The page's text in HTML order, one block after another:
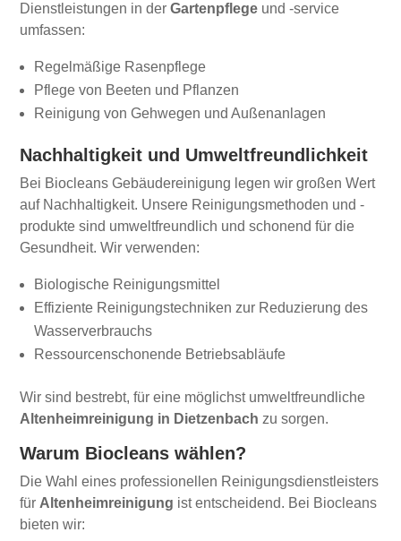
Dienstleistungen in derGartenpflege und -service
umfassen:
Regelmäßige Rasenpflege
Pflege von Beeten und Pflanzen
Reinigung von Gehwegen und Außenanlagen
Nachhaltigkeit und Umweltfreundlichkeit
Bei Biocleans Gebäudereinigung legen wir großen Wert
auf Nachhaltigkeit. Unsere Reinigungsmethoden und -
produkte sind umweltfreundlich und schonend für die
Gesundheit. Wir verwenden:
Biologische Reinigungsmittel
Effiziente Reinigungstechniken zur Reduzierung des
Wasserverbrauchs
Ressourcenschonende Betriebsabläufe
Wir sind bestrebt, für eine möglichst umweltfreundliche
Altenheimreinigung in Dietzenbach zu sorgen.
Warum Biocleans wählen?
Die Wahl eines professionellen Reinigungsdienstleisters
für Altenheimreinigung ist entscheidend. Bei Biocleans
bieten wir: